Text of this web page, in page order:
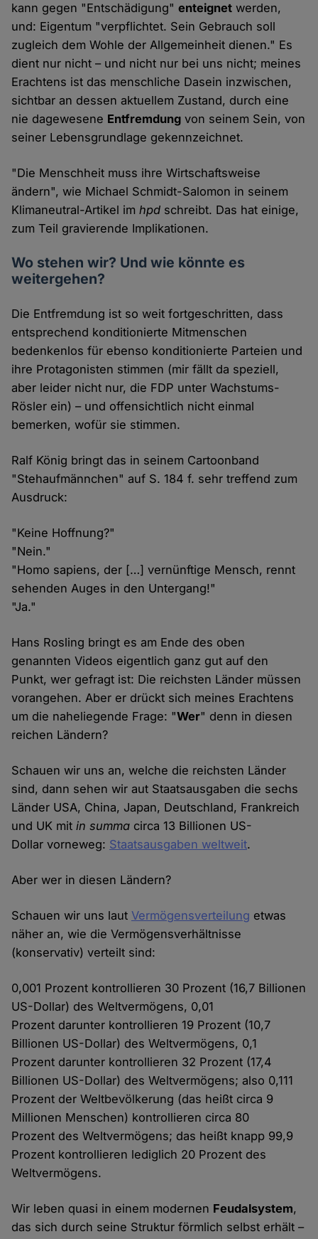
kann gegen "Entschädigung"enteignet werden,
und: Eigentum "verpflichtet. Sein Gebrauch soll
zugleich dem Wohle der Allgemeinheit dienen." Es
dient nur nicht – und nicht nur bei uns nicht; meines
Erachtens ist das menschliche Dasein inzwischen,
sichtbar an dessen aktuellem Zustand, durch eine
nie dagewesene Entfremdung von seinem Sein, von
seiner Lebensgrundlage gekennzeichnet.
"Die Menschheit muss ihre Wirtschaftsweise
ändern", wie Michael Schmidt-Salomon in seinem
Klimaneutral-Artikel imhpd schreibt. Das hat einige,
zum Teil gravierende Implikationen.
Wo stehen wir? Und wie könnte es
weitergehen?
Die Entfremdung ist so weit fortgeschritten, dass
entsprechend konditionierte Mitmenschen
bedenkenlos für ebenso konditionierte Parteien und
ihre Protagonisten stimmen (mir fällt da speziell,
aber leider nicht nur, die FDP unter Wachstums-
Rösler ein) – und offensichtlich nicht einmal
bemerken, wofür sie stimmen.
Ralf König bringt das in seinem Cartoonband
"Stehaufmännchen" auf S. 184 f. sehr treffend zum
Ausdruck:
"Keine Hoffnung?"
"Nein."
"Homo sapiens, der […] vernünftige Mensch, rennt
sehenden Auges in den Untergang!"
"Ja."
Hans Rosling bringt es am Ende des oben
genannten Videos eigentlich ganz gut auf den
Punkt, wer gefragt ist: Die reichsten Länder müssen
vorangehen. Aber er drückt sich meines Erachtens
um die naheliegende Frage: "Wer" denn in diesen
reichen Ländern?
Schauen wir uns an, welche die reichsten Länder
sind, dann sehen wir aut Staatsausgaben die sechs
Länder USA, China, Japan, Deutschland, Frankreich
und UK mitin summa circa 13 Billionen US-
Dollar vorneweg: Staatsausgaben weltweit.
Aber wer in diesen Ländern?
Schauen wir uns lautVermögensverteilung etwas
näher an, wie die Vermögensverhältnisse
(konservativ) verteilt sind:
0,001 Prozent kontrollieren 30 Prozent (16,7 Billionen
US-Dollar) des Weltvermögens, 0,01
Prozent darunter kontrollieren 19 Prozent (10,7
Billionen US-Dollar) des Weltvermögens, 0,1
Prozent darunter kontrollieren 32 Prozent (17,4
Billionen US-Dollar) des Weltvermögens; also 0,111
Prozent der Weltbevölkerung (das heißt circa 9
Millionen Menschen) kontrollieren circa 80
Prozent des Weltvermögens; das heißt knapp 99,9
Prozent kontrollieren lediglich 20 Prozent des
Weltvermögens.
Wir leben quasi in einem modernen Feudalsystem,
das sich durch seine Struktur förmlich selbst erhält –